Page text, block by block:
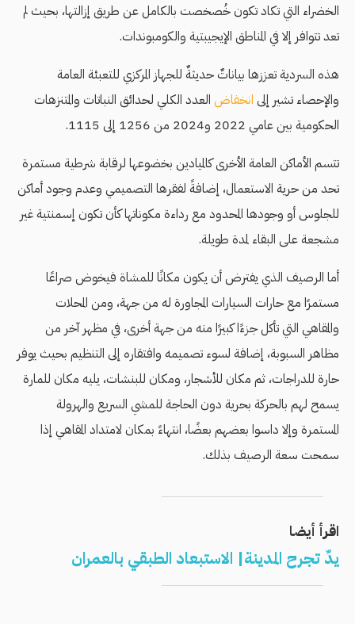
الخضراء التي تكاد تكون خُصخصت بالكامل عن طريق إزالتها، بحيث لم
تعد تتوافر إلا في المناطق الإيجيبتية والكومبوندات.
هذه السردية تعززها بياناتٌ حديثةٌ للجهاز المركزي للتعبئة العامة
والإحصاء تشير إلى انخفاض العدد الكلي لحدائق النباتات والمتنزهات
الحكومية بين عامي 2022 و2024 من 1256 إلى 1115.
تتسم الأماكن العامة الأخرى كالميادين بخضوعها لرقابة شرطية مستمرة
تحد من حرية الاستعمال، إضافةً لفقرها التصميمي وعدم وجود أماكن
للجلوس أو وجودها المحدود مع رداءة مكوناتها كأن تكون إسمنتية غير
مشجعة على البقاء لمدة طويلة.
أما الرصيف الذي يفترض أن يكون مكانًا للمشاة فيخوض صراعًا
مستمرًا مع حارات السيارات المجاورة له من جهة، ومن المحلات
والمقاهي التي تأكل جزءًا كبيرًا منه من جهة أخرى، في مظهر آخر من
مظاهر السبوبة، إضافة لسوء تصميمه وافتقاره إلى التنظيم بحيث يوفر
حارة للدراجات، ثم مكان للأشجار، ومكان للبنشات، يليه مكان للمارة
يسمح لهم بالحركة بحرية دون الحاجة للمشي السريع والهرولة
المستمرة وإلا داسوا بعضهم بعضًا، انتهاءً بمكان لامتداد المقاهي إذا
سمحت سعة الرصيف بذلك.
اقرأ أيضا
يدٌ تجرح المدينة| الاستبعاد الطبقي بالعمران